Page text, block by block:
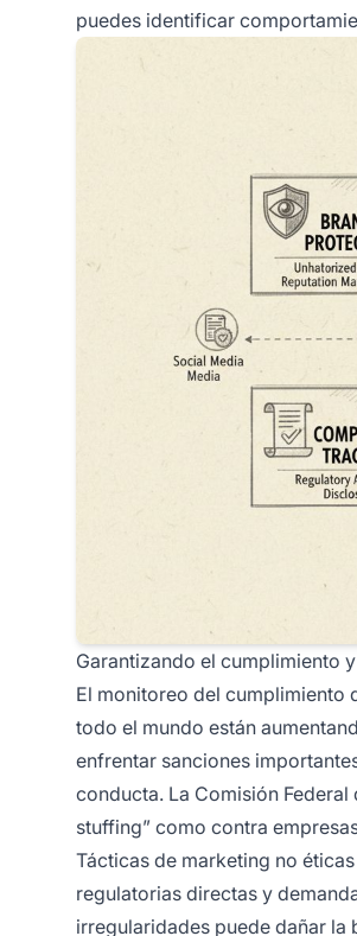
puedes identificar
Garantizando el cumplimiento
El monitoreo del cumplimiento
todo el mundo están
enfrentar sanciones
conducta. La Comisión
stuffing” como contra
Tácticas de marketing no
regulatorias directas y
irregularidades puede dañar la